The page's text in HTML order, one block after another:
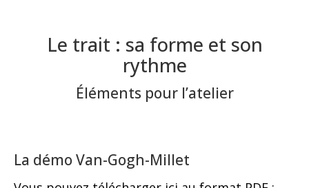
Le trait : sa forme et son
rythme
Éléments pour l’atelier
La démo Van-Gogh-Millet